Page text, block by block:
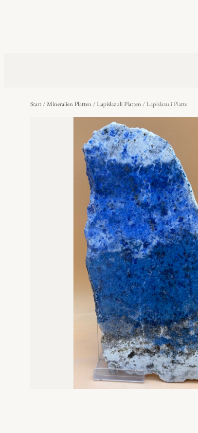
Start/Mineralien Platten/Lapislazuli Platten/ Lapislazuli Platte